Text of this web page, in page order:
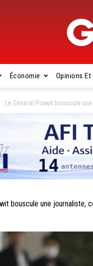
Économie Opinions Et
: Le Général Prawit bouscule
bouscule une journaliste,